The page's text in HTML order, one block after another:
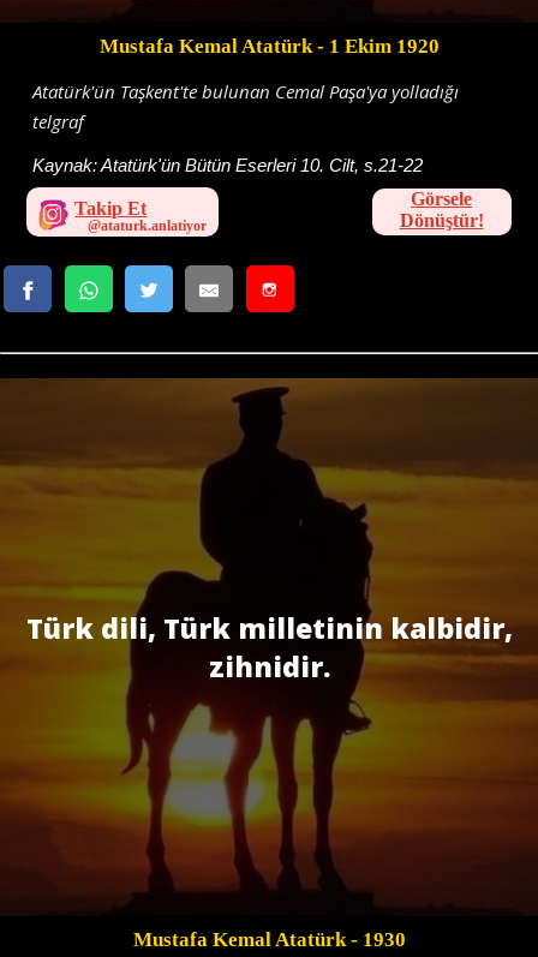
Mustafa Kemal Atatürk- 1 Ekim 1920
Atatürk'ün Taşkent'te bulunan Cemal Paşa'ya yolladığı
telgraf
Kaynak:Atatürk'ün Bütün Eserleri 10. Cilt, s.21-22
Takip Et
Görsele
Dönüştür!
Türk dili, Türk milletinin kalbidir,
zihnidir.
Mustafa Kemal Atatürk- 1930